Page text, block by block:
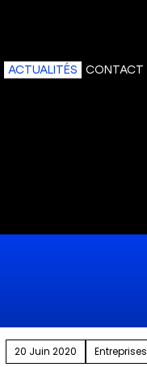
ACTUALITÉS CONTACT
20 Juin 2020 Entreprises